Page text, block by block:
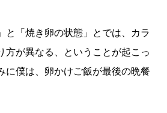
と「焼き卵の状態」とでは、カラ
方が異なる、ということが起こっ
に僕は、卵かけご飯が最後の晩餐